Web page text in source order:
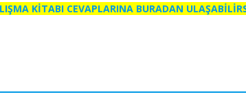
KİTABI CEVAPLARINA BURADAN